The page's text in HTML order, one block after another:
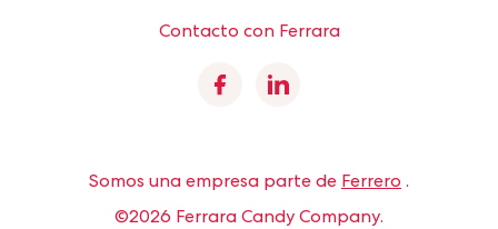
Contacto con Ferrara
FacebookLinkedin
Somos una empresa parte de Ferrero .
©2026 Ferrara Candy Company.